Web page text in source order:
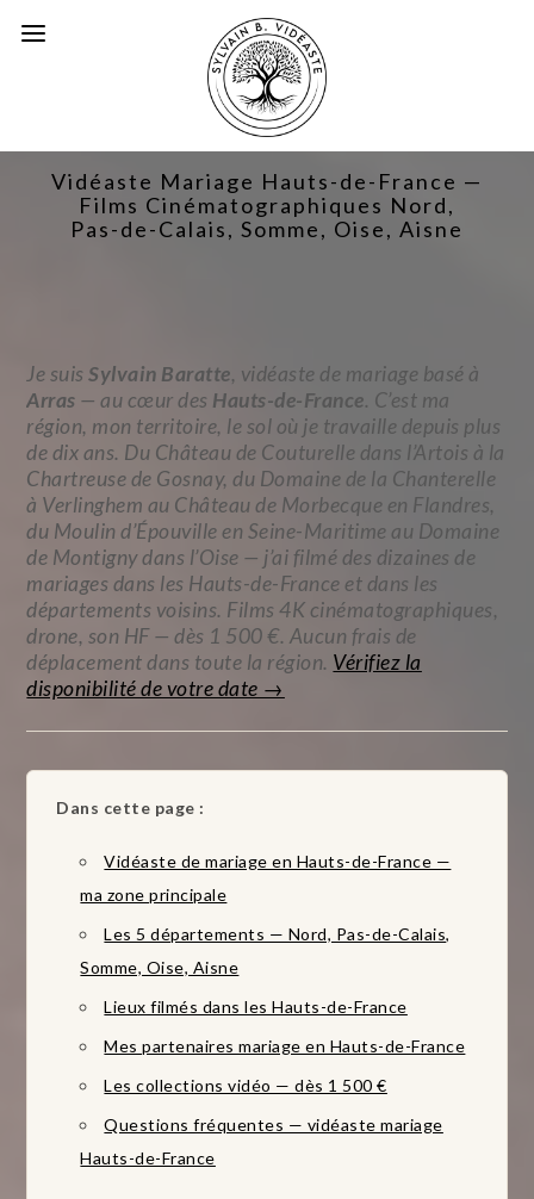
Vidéaste Mariage Hauts-de-France —
Films Cinématographiques Nord,
Pas-de-Calais, Somme, Oise, Aisne
Je suisSylvain Baratte, vidéaste de mariage basé à
Arras — au cœur des Hauts-de-France. C’est ma
région, mon territoire, le sol où je travaille depuis plus
de dix ans. Du Château de Couturelle dans l’Artois à la
Chartreuse de Gosnay, du Domaine de la Chanterelle
à Verlinghem au Château de Morbecque en Flandres,
du Moulin d’Épouville en Seine-Maritime au Domaine
de Montigny dans l’Oise — j’ai filmé des dizaines de
mariages dans les Hauts-de-France et dans les
départements voisins. Films 4K cinématographiques,
drone, son HF — dès 1 500 €. Aucun frais de
déplacement dans toute la région. Vérifiez la
disponibilité de votre date →
Dans cette page :
Vidéaste de mariage en Hauts-de-France —
ma zone principale
Les 5 départements — Nord, Pas-de-Calais,
Somme, Oise, Aisne
Lieux filmés dans les Hauts-de-France
Mes partenaires mariage en Hauts-de-France
Les collections vidéo — dès 1 500 €
Questions fréquentes — vidéaste mariage
Hauts-de-France